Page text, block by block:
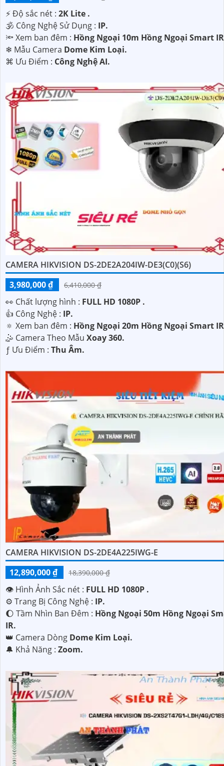
️⚡ Độ sắc nét : 2K Lite .
🕉️ Công Nghệ Sử Dụng : IP.
🔦 Xem ban đêm : Hồng Ngoại 10m Hồng Ngoại Smart
❄ Mẫu Camera Dome Kim Loại.
️⌘ Ưu Điểm : Công Nghệ AI.
CAMERA HIKVISION DS-2DE2A204IW-DE3(C0)(S6)
3,980,000 ₫
6,410,000 ₫
️👀 Chất lượng hình : FULL HD 1080P .
👍 Công Nghệ : IP.
🔅 Xem ban đêm : Hồng Ngoại 20m Hồng Ngoại Smart
🤹 Camera Theo Mẫu Xoay 360.
️ƒ Ưu Điểm : Thu Âm.
CAMERA HIKVISION DS-2DE4A225IWG-E
12,890,000 ₫
18,390,000 ₫
👁 Hình Ảnh Sắc nét : FULL HD 1080P .
⚙ Trang Bị Công Nghệ : IP.
🌔 Tầm Nhìn Ban Đêm : Hồng Ngoại 50m Hồng Ngoại
IR.
👑 Camera Dòng Dome Kim Loại.
️🔔 Khả Năng : Zoom.